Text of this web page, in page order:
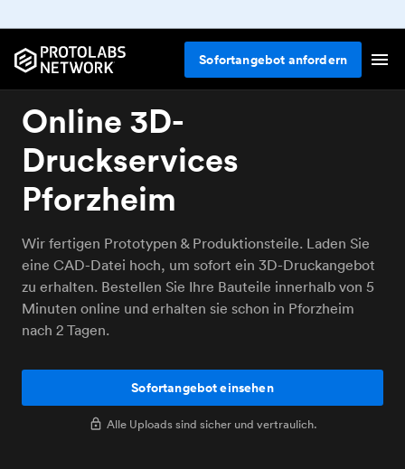
Sofortangebot anfordern
Online 3D-
Druckservices
Pforzheim
Wir fertigen Prototypen & Produktionsteile. Laden Sie
eine CAD-Datei hoch, um sofort ein 3D-Druckangebot
zu erhalten. Bestellen Sie Ihre Bauteile innerhalb von 5
Minuten online und erhalten sie schon in Pforzheim
nach 2 Tagen.
Sofortangebot einsehen
Alle Uploads sind sicher und vertraulich.